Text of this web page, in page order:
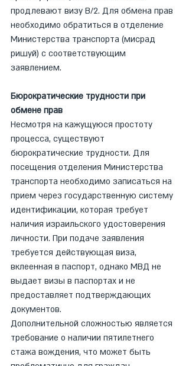
продлевают визу B/2. Для обмена прав
необходимо обратиться в отделение
Министерства транспорта (мисрад
ришуй) с соответствующим
заявлением.
Бюрократические трудности при
обмене прав
Несмотря на кажущуюся простоту
процесса, существуют
бюрократические трудности. Для
посещения отделения Министерства
транспорта необходимо записаться на
прием через государственную систему
идентификации, которая требует
наличия израильского удостоверения
личности. При подаче заявления
требуется действующая виза,
вклеенная в паспорт, однако МВД не
выдает визы в паспортах и не
предоставляет подтверждающих
документов.
Дополнительной сложностью является
требование о наличии пятилетнего
стажа вождения, что может быть